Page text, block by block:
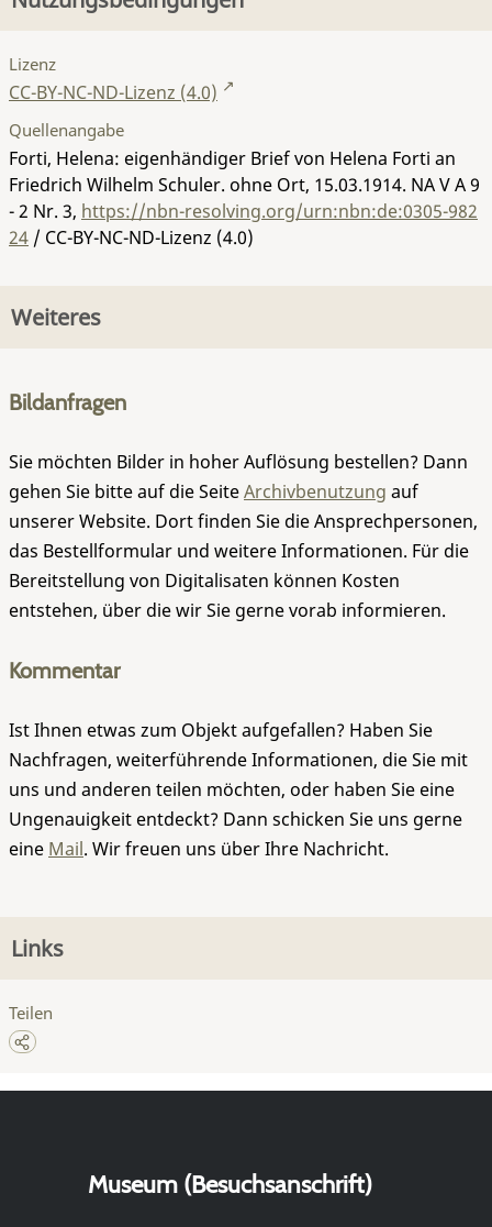
Lizenz
CC-BY-NC-ND-Lizenz (4.0)
Quellenangabe
Forti, Helena: eigenhändiger Brief von Helena Forti an
Friedrich Wilhelm Schuler. ohne Ort, 15.03.1914. NA V A 9
- 2 Nr. 3, https://nbn-resolving.org/urn:nbn:de:0305-982
24 / CC-BY-NC-ND-Lizenz (4.0)
Weiteres
Bildanfragen
Sie möchten Bilder in hoher Auflösung bestellen? Dann
gehen Sie bitte auf die SeiteArchivbenutzung auf
unserer Website. Dort finden Sie die Ansprechpersonen,
das Bestellformular und weitere Informationen. Für die
Bereitstellung von Digitalisaten können Kosten
entstehen, über die wir Sie gerne vorab informieren.
Kommentar
Ist Ihnen etwas zum Objekt aufgefallen? Haben Sie
Nachfragen, weiterführende Informationen, die Sie mit
uns und anderen teilen möchten, oder haben Sie eine
Ungenauigkeit entdeckt? Dann schicken Sie uns gerne
eine Mail. Wir freuen uns über Ihre Nachricht.
Links
Teilen
Museum (Besuchsanschrift)